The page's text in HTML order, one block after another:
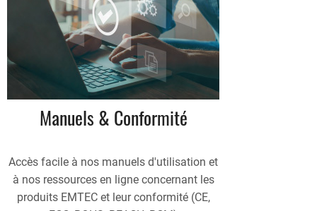
Manuels & Conformité
Accès facile à nos manuels d'utilisation et
à nos ressources en ligne concernant les
produits EMTEC et leur conformité (CE,